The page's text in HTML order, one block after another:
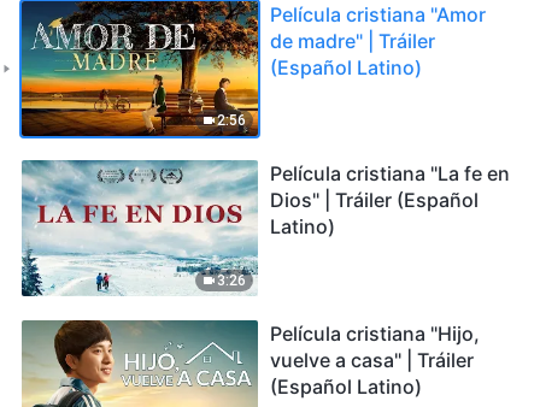
2:56
Película cristiana "Amor
de madre" | Tráiler
(Español Latino)
3:26
Película cristiana "La fe en
Dios" | Tráiler (Español
Latino)
Película cristiana "Hijo,
vuelve a casa" | Tráiler
(Español Latino)